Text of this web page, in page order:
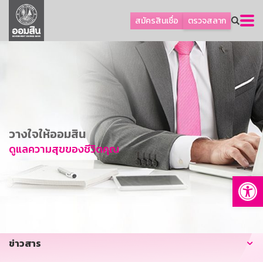
สมัครสินเชื่อ ตรวจสลาก
ลูกค้าธุรกิจ
ลูกค้าผู้ประกอบรายย่อย
การพัฒนาที่ยั่งยืน
ข่าวสาร
บริการทางการเงิน
อื่นๆ
วางใจให้ออมสิน
ดูแลความสุขของชีวิตคุณ
ข่าวสาร